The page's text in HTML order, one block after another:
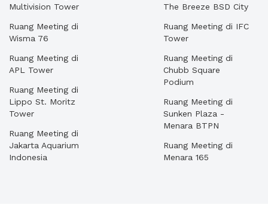
Multivision Tower
Ruang Meeting di
Wisma 76
Ruang Meeting di
APL Tower
Ruang Meeting di
Lippo St. Moritz
Tower
Ruang Meeting di
Jakarta Aquarium
Indonesia
The Breeze BSD City
Ruang Meeting di IFC
Tower
Ruang Meeting di
Chubb Square
Podium
Ruang Meeting di
Sunken Plaza -
Menara BTPN
Ruang Meeting di
Menara 165